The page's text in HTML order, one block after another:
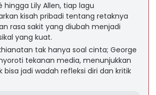
hingga Lily Allen, tiap lagu
kisah pribadi tentang retaknya
rasa sakit yang diubah menjadi
yang kuat.
tak hanya soal cinta; George
tekanan media, menunjukkan
bisa jadi wadah refleksi diri dan kritik